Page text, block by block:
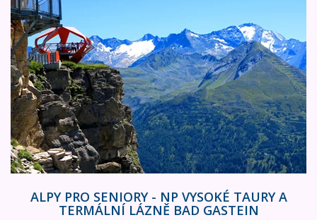
ALPY PRO SENIORY - NP VYSOKÉ TAURY A
TERMÁLNÍ LÁZNĚ BAD GASTEIN